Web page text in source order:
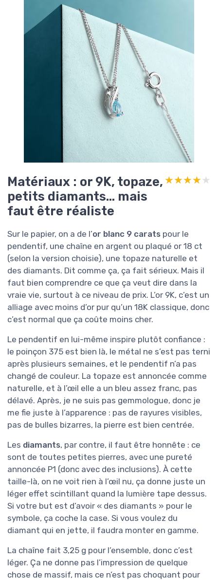
Matériaux : or 9K, topaze,
petits diamants… mais
faut être réaliste
★★★★★
★★★★★
Sur le papier, on a de l’or blanc 9 carats pour le
pendentif, une chaîne en argent ou plaqué or 18 ct
(selon la version choisie), une topaze naturelle et
des diamants. Dit comme ça, ça fait sérieux. Mais il
faut bien comprendre ce que ça veut dire dans la
vraie vie, surtout à ce niveau de prix. L’or 9K, c’est un
alliage avec moins d’or pur qu’un 18K classique, donc
c’est normal que ça coûte moins cher.
Le pendentif en lui-même inspire plutôt confiance :
le poinçon 375 est bien là, le métal ne s’est pas terni
après plusieurs semaines, et le pendentif n’a pas
changé de couleur. La topaze est annoncée comme
naturelle, et à l’œil elle a un bleu assez franc, pas
délavé. Après, je ne suis pas gemmologue, donc je
me fie juste à l’apparence : pas de rayures visibles,
pas de bulles bizarres, la pierre est bien centrée.
Les diamants, par contre, il faut être honnête : ce
sont de toutes petites pierres, avec une pureté
annoncée P1 (donc avec des inclusions). À cette
taille-là, on ne voit rien à l’œil nu, ça donne juste un
léger effet scintillant quand la lumière tape dessus.
Si votre but est d’avoir « des diamants » pour le
symbole, ça coche la case. Si vous voulez du
diamant qui en jette, il faudra monter en gamme.
La chaîne fait 3,25 g pour l’ensemble, donc c’est
léger. Ça ne donne pas l’impression de quelque
chose de massif, mais ce n’est pas choquant pour